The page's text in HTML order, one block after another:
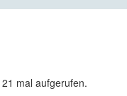
mal aufgerufen.